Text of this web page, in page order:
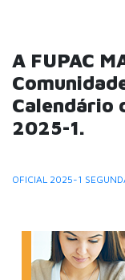
A FUPAC
Calendário
2025-1.
OFICIAL 2025-1